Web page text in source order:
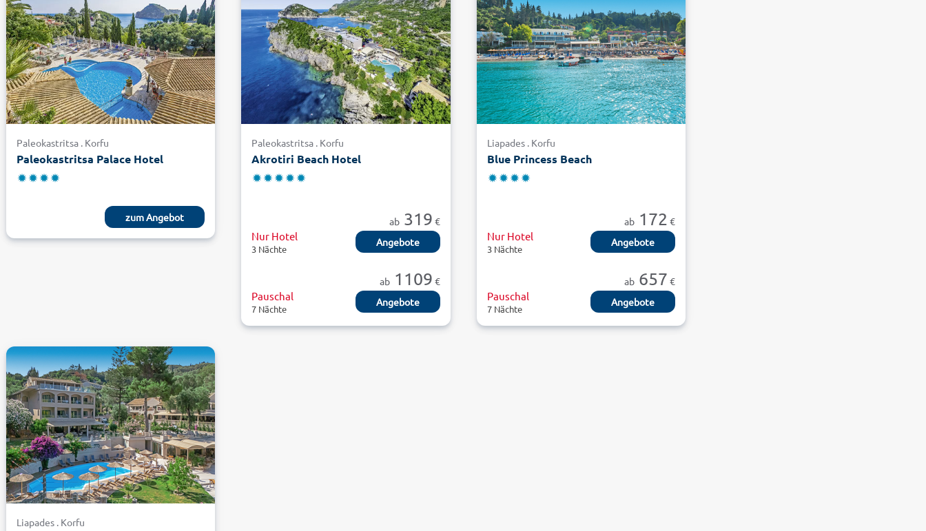
Paleokastritsa . Korfu
Paleokastritsa Palace Hotel
zum Angebot
Paleokastritsa . Korfu
Akrotiri Beach Hotel
ab319 €
Nur Hotel
3 Nächte
Angebote
ab1109 €
Pauschal
7 Nächte
Angebote
Liapades . Korfu
Blue Princess Beach
ab 172 €
Nur Hotel
3 Nächte
Angebote
ab 657 €
Pauschal
7 Nächte
Angebote
Liapades . Korfu